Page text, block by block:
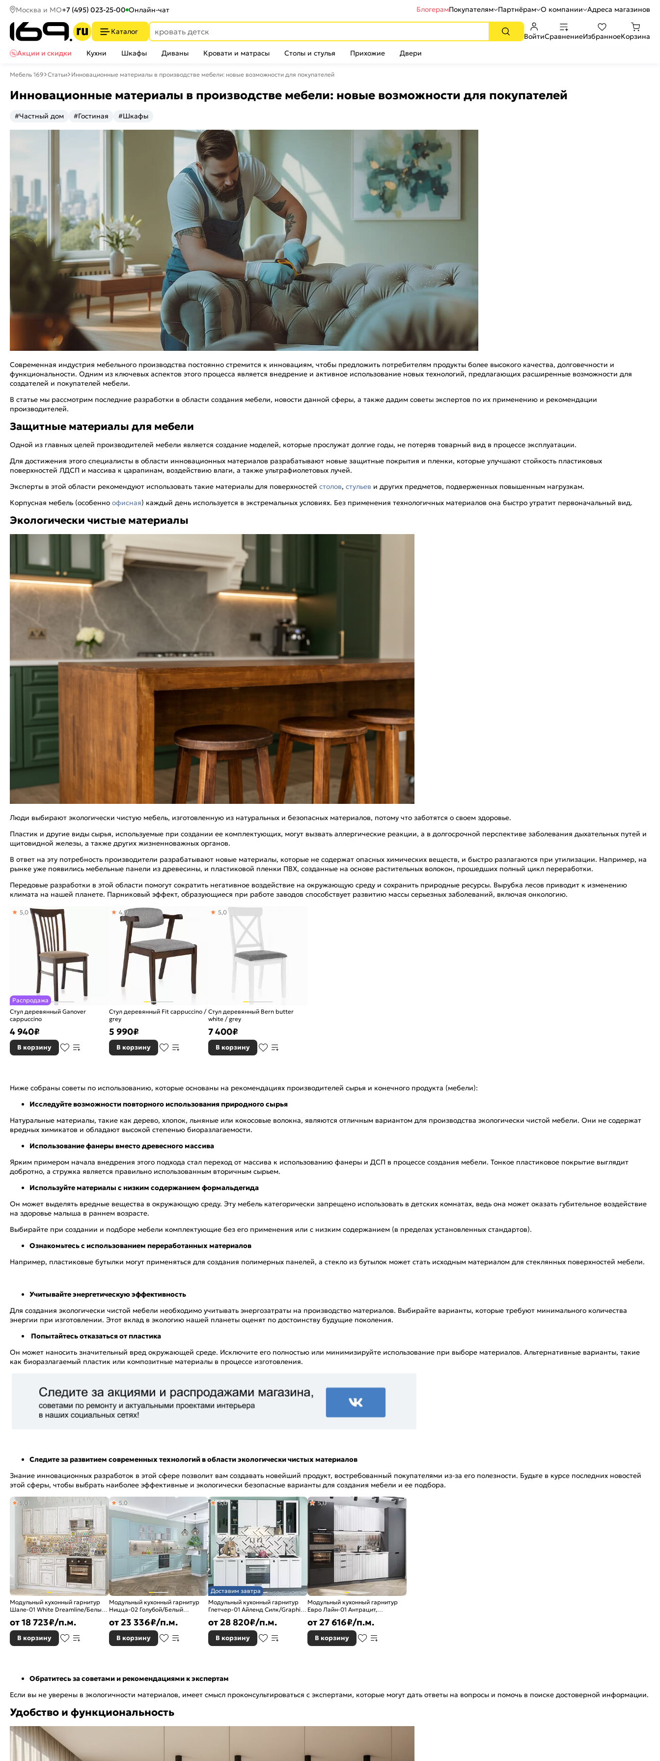
Москва и МО+7 (495) 023-25-00 Онлайн-чат БлогерамПокупателям Партнёрам О компании Адреса магазинов
Каталог
ВойтиСравнениеИзбранноеКорзина
Акции и скидки
Кухни Шкафы Диваны Кровати и матрасы Столы и стулья Прихожие Двери
Мебель 169 Статьи Инновационные материалы в производстве мебели: новые возможности для покупателей
Инновационные материалы в производстве мебели: новые возможности для покупателей
#Частный дом #Гостиная #Шкафы
Современная индустрия мебельного производства постоянно стремится к инновациям, чтобы предложить потребителям продукты более высокого качества, долговечности и
функциональности. Одним из ключевых аспектов этого процесса является внедрение и активное использование новых технологий, предлагающих расширенные возможности для
создателей и покупателей мебели.
В статье мы рассмотрим последние разработки в области создания мебели, новости данной сферы, а также дадим советы экспертов по их применению и рекомендации
производителей.
Защитные материалы для мебели
Одной из главных целей производителей мебели является создание моделей, которые прослужат долгие годы, не потеряв товарный вид в процессе эксплуатации.
Для достижения этого специалисты в области инновационных материалов разрабатывают новые защитные покрытия и пленки, которые улучшают стойкость пластиковых
поверхностей ЛДСП и массива к царапинам, воздействию влаги, а также ультрафиолетовых лучей.
Эксперты в этой области рекомендуют использовать такие материалы для поверхностей столов, стульев и других предметов, подверженных повышенным нагрузкам.
Корпусная мебель (особенно офисная) каждый день используется в экстремальных условиях. Без применения технологичных материалов она быстро утратит первоначальный вид.
Экологически чистые материалы
Люди выбирают экологически чистую мебель, изготовленную из натуральных и безопасных материалов, потому что заботятся о своем здоровье.
Пластик и другие виды сырья, используемые при создании ее комплектующих, могут вызвать аллергические реакции, а в долгосрочной перспективе заболевания дыхательных путей и
щитовидной железы, а также других жизненноважных органов.
В ответ на эту потребность производители разрабатывают новые материалы, которые не содержат опасных химических веществ, и быстро разлагаются при утилизации. Например, на
рынке уже появились мебельные панели из древесины, и пластиковой пленки ПВХ, созданные на основе растительных волокон, прошедших полный цикл переработки.
Передовые разработки в этой области помогут сократить негативное воздействие на окружающую среду и сохранить природные ресурсы. Вырубка лесов приводит к изменению
климата на нашей планете. Парниковый эффект, образующиеся при работе заводов способствует развитию массы серьезных заболеваний, включая онкологию.
Распродажа
Стул деревянный Ganover
cappuccino
5,0
4 940₽
В корзину
Стул деревянный Fit cappuccino /
grey
4,9
5 990₽
В корзину
Стул деревянный Bern butter
white / grey
5,0
7 400₽
В корзину
Ниже собраны советы по использованию, которые основаны на рекомендациях производителей сырья и конечного продукта (мебели):
Исследуйте возможности повторного использования природного сырья
Натуральные материалы, такие как дерево, хлопок, льняные или кокосовые волокна, являются отличным вариантом для производства экологически чистой мебели. Они не содержат
вредных химикатов и обладают высокой степенью биоразлагаемости.
Использование фанеры вместо древесного массива
Ярким примером начала внедрения этого подхода стал переход от массива к использованию фанеры и ДСП в процессе создания мебели. Тонкое пластиковое покрытие выглядит
добротно, а стружка является правильно использованным вторичным сырьем.
Используйте материалы с низким содержанием формальдегида
Он может выделять вредные вещества в окружающую среду. Эту мебель категорически запрещено использовать в детских комнатах, ведь она может оказать губительное воздействие
на здоровье малыша в раннем возрасте.
Выбирайте при создании и подборе мебели комплектующие без его применения или с низким содержанием (в пределах установленных стандартов).
Ознакомьтесь с использованием переработанных материалов
Например, пластиковые бутылки могут применяться для создания полимерных панелей, а стекло из бутылок может стать исходным материалом для стеклянных поверхностей мебели.
Учитывайте энергетическую эффективность
Для создания экологически чистой мебели необходимо учитывать энергозатраты на производство материалов. Выбирайте варианты, которые требуют минимального количества
энергии при изготовлении. Этот вклад в экологию нашей планеты оценят по достоинству будущие поколения.
Попытайтесь отказаться от пластика
Он может наносить значительный вред окружающей среде. Исключите его полностью или минимизируйте использование при выборе материалов. Альтернативные варианты, такие
как биоразлагаемый пластик или композитные материалы в процессе изготовления.
Следите за развитием современных технологий в области экологически чистых материалов
Знание инновационных разработок в этой сфере позволит вам создавать новейший продукт, востребованный покупателями из-за его полезности. Будьте в курсе последних новостей
этой сферы, чтобы выбрать наиболее эффективные и экологически безопасные варианты для создания мебели и ее подбора.
Модульный кухонный гарнитур
Шале-01 White Dreamline/Белый
5,0
от18 723₽/п.м.
В корзину
Модульный кухонный гарнитур
Ницца-02 Голубой/Белый
5,0
от23 336₽/п.м.
В корзину
Доставим завтра
Модульный кухонный гарнитур
Глетчер-01 Айленд Силк/Graphite
5,0
от28 820₽/п.м.
В корзину
Модульный кухонный гарнитур
Евро Лайн-01 Антрацит,
Белый/Graphite 2140x2800x600
5,0
от27 616₽/п.м.
В корзину
Обратитесь за советами и рекомендациями к экспертам
Если вы не уверены в экологичности материалов, имеет смысл проконсультироваться с экспертами, которые могут дать ответы на вопросы и помочь в поиске достоверной информации.
Удобство и функциональность